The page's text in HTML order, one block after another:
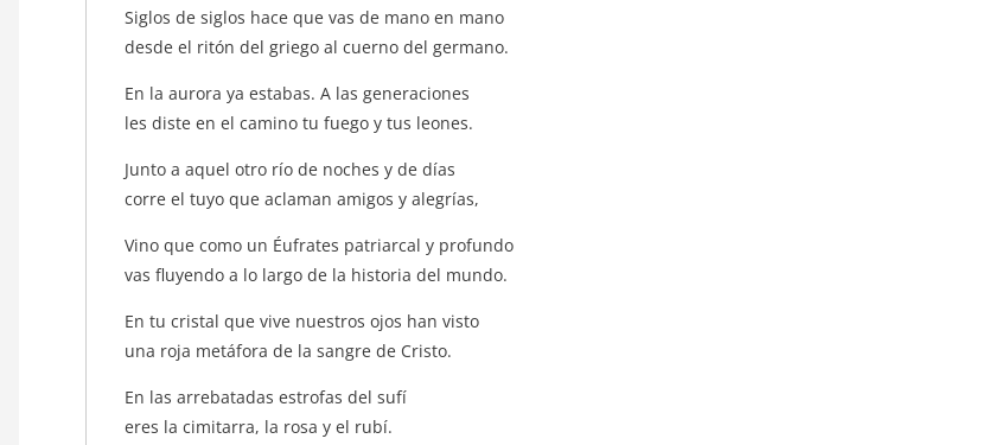
Siglos de siglos hace que vas de mano en mano
desde el ritón del griego al cuerno del germano.
En la aurora ya estabas. A las generaciones
les diste en el camino tu fuego y tus leones.
Junto a aquel otro río de noches y de días
corre el tuyo que aclaman amigos y alegrías,
Vino que como un Éufrates patriarcal y profundo
vas fluyendo a lo largo de la historia del mundo.
En tu cristal que vive nuestros ojos han visto
una roja metáfora de la sangre de Cristo.
En las arrebatadas estrofas del sufí
eres la cimitarra, la rosa y el rubí.